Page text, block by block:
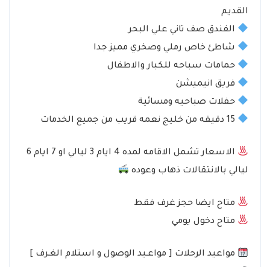
القديم
الفندق صف تاني علي البحر
شاطئ خاص رملي وصخري مميز جدا
حمامات سباحه للكبار والاطفال
فريق انيميشن
حفلات صباحيه ومسائية
الاسعار تشمل الاقامه لمده 4 ايام 3 ليالي او 7 ايام 6
ليالي بالانتقالات ذهاب وعوده
متاح ايضا حجز غرف فقط
متاح دخول يومي
مواعيد الرحلات [ مواعـيد الوصول و استلام الغـرف ]